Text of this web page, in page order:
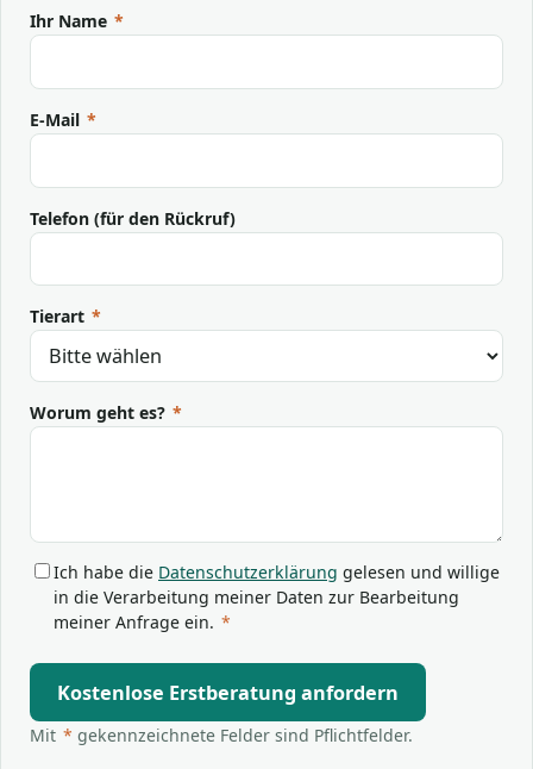
Ihr Name *
E-Mail *
Telefon (für den Rückruf)
Tierart *
Worum geht es? *
Ich habe die Datenschutzerklärung gelesen und willige
in die Verarbeitung meiner Daten zur Bearbeitung
meiner Anfrage ein. *
Kostenlose Erstberatung anfordern
Mit * gekennzeichnete Felder sind Pflichtfelder.